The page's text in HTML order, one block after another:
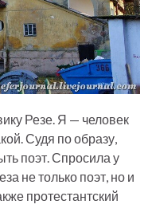
Резе. Я — человек
Судя по образу,
поэт. Спросила у
не только поэт, но и
протестантский